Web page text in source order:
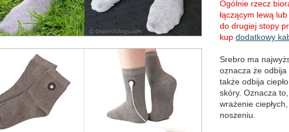
Ogólnie rzecz
łączącym lewą
do drugiej stopy
kup dodatkowy
Srebro ma
oznacza że
także odbija
skóry. Oznacza
wrażenie
noszeniu.